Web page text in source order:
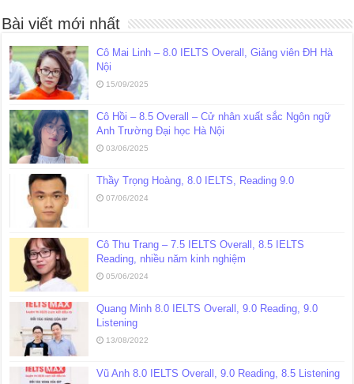
Bài viết mới nhất
Cô Mai Linh – 8.0 IELTS Overall, Giảng viên ĐH Hà
Nội
15/09/2025
Cô Hồi – 8.5 Overall – Cử nhân xuất sắc Ngôn ngữ
Anh Trường Đại học Hà Nội
03/06/2025
Thầy Trọng Hoàng, 8.0 IELTS, Reading 9.0
07/06/2024
Cô Thu Trang – 7.5 IELTS Overall, 8.5 IELTS
Reading, nhiều năm kinh nghiệm
05/06/2024
Quang Minh 8.0 IELTS Overall, 9.0 Reading, 9.0
Listening
13/08/2022
Vũ Anh 8.0 IELTS Overall, 9.0 Reading, 8.5 Listening